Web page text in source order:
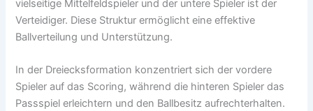
vielseitige Mittelfeldspieler und der untere Spieler ist der
Verteidiger. Diese Struktur ermöglicht eine effektive
Ballverteilung und Unterstützung.
In der Dreiecksformation konzentriert sich der vordere
Spieler auf das Scoring, während die hinteren Spieler das
Passspiel erleichtern und den Ballbesitz aufrechterhalten.